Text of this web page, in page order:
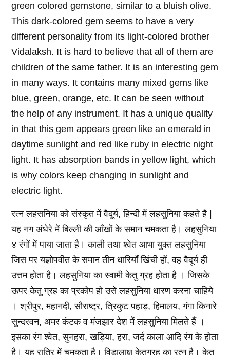
green colored gemstone, similar to a bluish olive.
This dark-colored gem seems to have a very
different personality from its light-colored brother
Vidalaksh. It is hard to believe that all of them are
children of the same father. It is an interesting gem
in many ways. It contains many mixed gems like
blue, green, orange, etc. It can be seen without
the help of any instrument. It has a unique quality
in that this gem appears green like an emerald in
daytime sunlight and red like ruby ​​in electric night
light. It has absorption bands in yellow light, which
is why colors keep changing in sunlight and
electric light.
रत्न लहसनिया को संस्कृत में वैदूर्य, हिन्दी में लहसुनिया कहते है |
यह नग अंधेरे में बिल्ली की आँखों के समान चमकता है। लहसुनिया
४ रंगों में पाया जाता है। काली तथा श्वेत आभा युक्त लहसुनिया
जिस पर यज्ञोपवीत के समान तीन धारियाँ खिंची हों, वह वैदूर्य ही
उत्तम होता है। लहसुनिया का स्वामी केतु ग्रह होता है । जिसके
ऊपर केतु ग्रह का प्रकोप हो उसे लहसुनिया धारण करना चाहिये
। श्रीपुर, महानदी, सौराष्ट्र, त्रिकुट पहाड़, हिमालय, गंगा किनारे
सुन्दरवन, अमर कंटक व मंजझार देश में लहसुनिया मिलते हैं ।
इसका रंग श्वेत, सुनहरा, खड़िया, हरा, जर्द काला आदि रंग के होता
है। यह रात्रि में चमकता है। विडालाक्ष केतुग्रह का रत्न है। केतु